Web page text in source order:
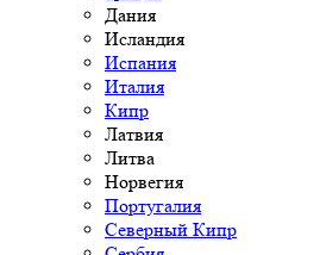
Дания
Исландия
Испания
Италия
Кипр
Латвия
Литва
Норвегия
Португалия
Северный Кипр